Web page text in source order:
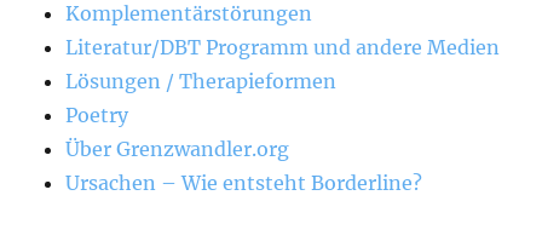
Komplementärstörungen
Literatur/DBT Programm und andere Medien
Lösungen / Therapieformen
Poetry
Über Grenzwandler.org
Ursachen – Wie entsteht Borderline?